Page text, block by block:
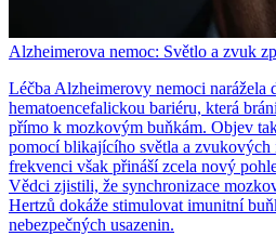
Alzheimerova nemoc: Světlo a zvuk
Léčba Alzheimerovy nemoci narážela
hematoencefalickou bariéru, která
přímo k mozkovým buňkám. Objev
pomocí blikajícího světla a zvukových
frekvenci však přináší zcela nový
Vědci zjistili, že synchronizace
Hertzů dokáže stimulovat imunitní
nebezpečných usazenin.